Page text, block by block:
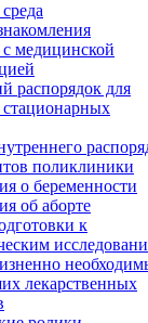
медицинской
распорядок для
поликлиники
о беременности
об аборте
к
лекарственных